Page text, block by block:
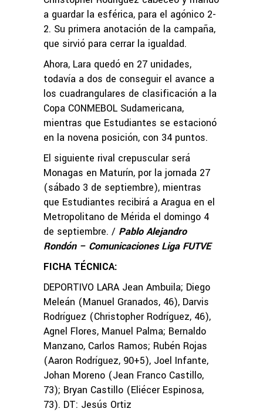
a guardar la esférica, para el agónico 2-
2. Su primera anotación de la campaña,
que sirvió para cerrar la igualdad.
Ahora, Lara quedó en 27 unidades,
todavía a dos de conseguir el avance a
los cuadrangulares de clasificación a la
Copa CONMEBOL Sudamericana,
mientras que Estudiantes se estacionó
en la novena posición, con 34 puntos.
El siguiente rival crepuscular será
Monagas en Maturín, por la jornada 27
(sábado 3 de septiembre), mientras
que Estudiantes recibirá a Aragua en el
Metropolitano de Mérida el domingo 4
de septiembre. / Pablo Alejandro
Rondón – Comunicaciones Liga FUTVE
FICHA TÉCNICA:
DEPORTIVO LARA Jean Ambuila; Diego
Meleán (Manuel Granados, 46), Darvis
Rodríguez (Christopher Rodríguez, 46),
Agnel Flores, Manuel Palma; Bernaldo
Manzano, Carlos Ramos; Rubén Rojas
(Aaron Rodríguez, 90+5), Joel Infante,
Johan Moreno (Jean Franco Castillo,
73); Bryan Castillo (Eliécer Espinosa,
73). DT: Jesús Ortiz